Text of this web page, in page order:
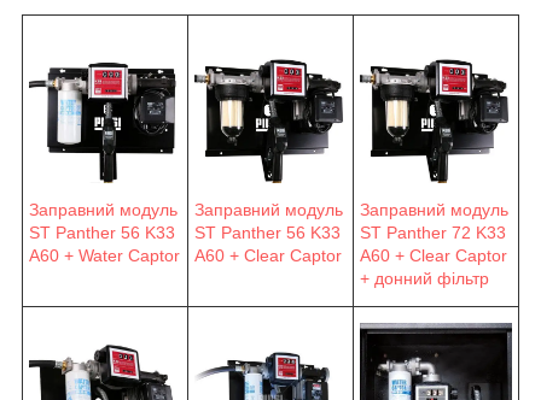
Заправний модуль
ST Panther 56 K33
A60 + Water Captor
Заправний модуль
ST Panther 56 K33
A60 + Clear Captor
Заправний модуль
ST Panther 72 K33
A60 + Clear Captor
+ донний фільтр